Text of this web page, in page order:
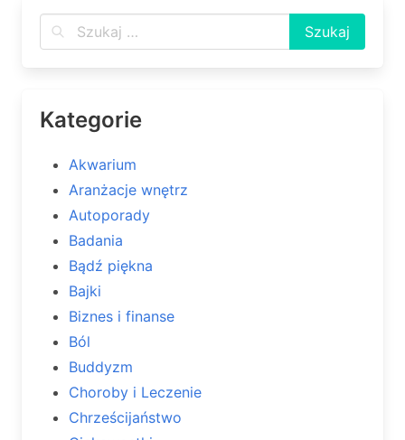
Kategorie
Akwarium
Aranżacje wnętrz
Autoporady
Badania
Bądź piękna
Bajki
Biznes i finanse
Ból
Buddyzm
Choroby i Leczenie
Chrześcijaństwo